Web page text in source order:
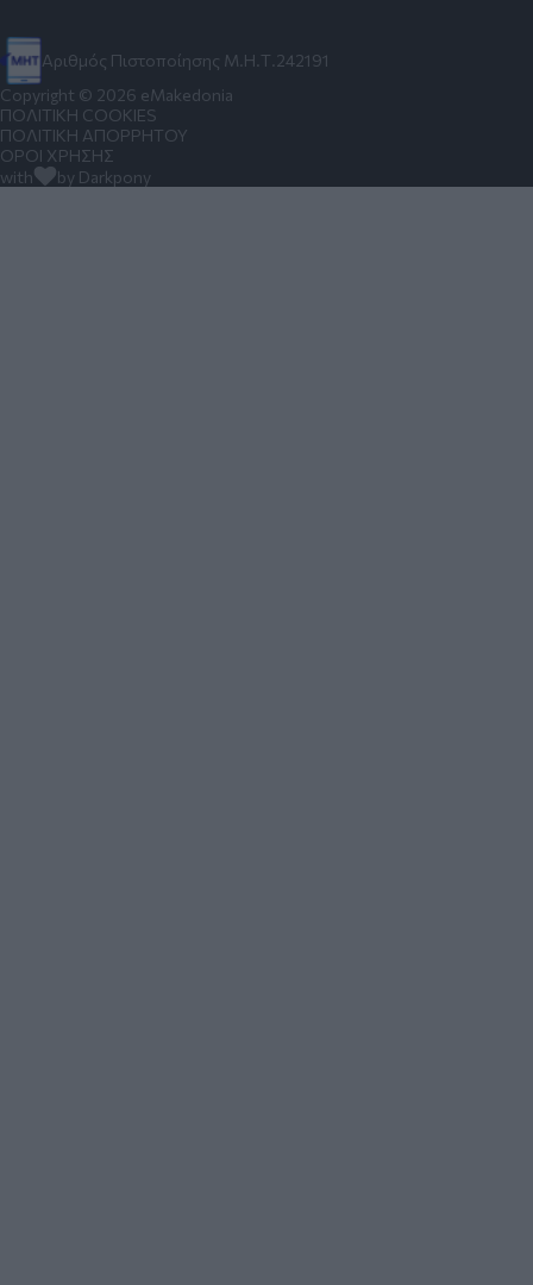
Αριθμός Πιστοποίησης Μ.Η.Τ.242191
Copyright © 2026 eMakedonia
ΠΟΛΙΤΙΚΗ COOKIES
ΠΟΛΙΤΙΚΗ ΑΠΟΡΡΗΤΟΥ
ΟΡΟΙ ΧΡΗΣΗΣ
with
by Darkpony